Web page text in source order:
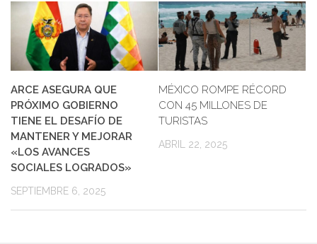
ARCE ASEGURA QUE
PRÓXIMO GOBIERNO
TIENE EL DESAFÍO DE
MANTENER Y MEJORAR
«LOS AVANCES
SOCIALES LOGRADOS»
SEPTIEMBRE 6, 2025
MÉXICO ROMPE RÉCORD
CON 45 MILLONES DE
TURISTAS
ABRIL 22, 2025